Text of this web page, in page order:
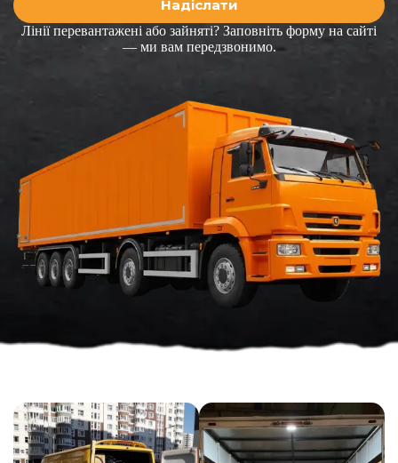
Лінії перевантажені або зайняті? Заповніть форму на сайті
— ми вам передзвонимо.